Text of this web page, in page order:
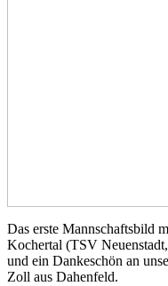
Das erste Mannschaftsbild
Kochertal (TSV
und ein Dankeschön an
Zoll aus Dahenfeld.